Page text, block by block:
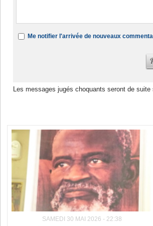
Me notifier l'arrivée de nouveaux
Les messages jugés choquants seront de suite
SAMEDI 30 MAI 2026 - 22:38